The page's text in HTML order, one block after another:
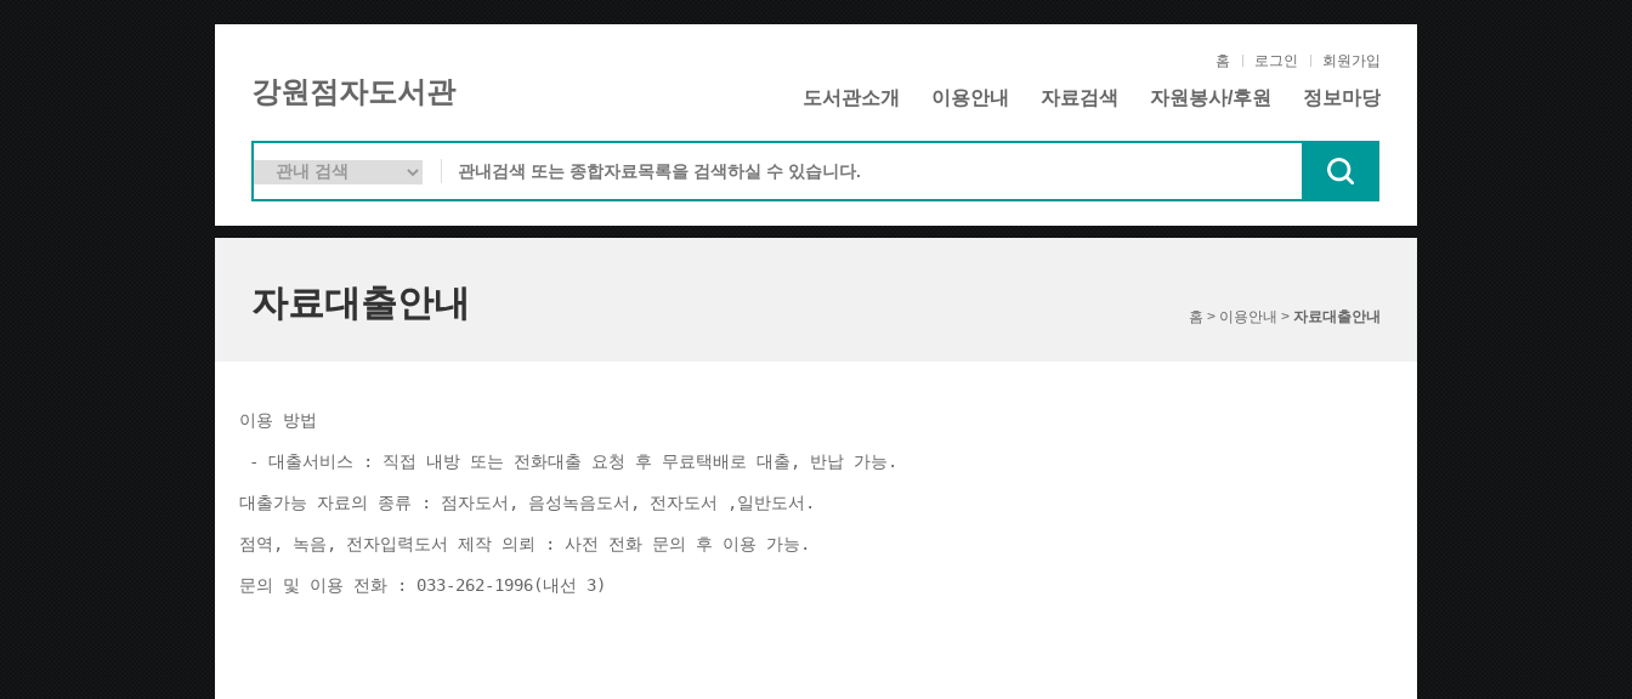
강원점자도서관
홈 로그인 회원가입
도서관소개 이용안내 자료검색 자원봉사/후원 정보마당
자료대출안내 홈 > 이용안내 > 자료대출안내
이용 방법
- 대출서비스 : 직접 내방 또는 전화대출 요청 후 무료택배로 대출, 반납 가능.
대출가능 자료의 종류 : 점자도서, 음성녹음도서, 전자도서 ,일반도서.
점역, 녹음, 전자입력도서 제작 의뢰 : 사전 전화 문의 후 이용 가능.
문의 및 이용 전화 : 033-262-1996(내선 3)